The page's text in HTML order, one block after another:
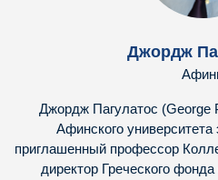
Джордж
Джордж Пагулатос (George
Афинского университета
приглашенный профессор
директор Греческого